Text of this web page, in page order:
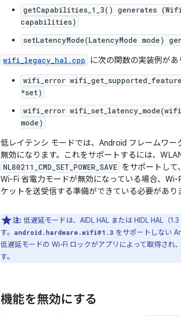
getCapabilities_1_3() generates
capabilities)
setLatencyMode(LatencyMode mode)
wifi_legacy_hal.cpp に次の関数の実装例があ
wifi_error
*set)
wifi_error
mode)
低レイテンシ モードでは、Android フレームワー
無効になります。これをサポートするには、
NL80211_CMD_SET_POWER_SAVE をサポートして
Wi-Fi 省電力モードが無効になっている場合、
ケットを送受信する準備ができている必要があり
注: 低遅延モードは、AIDL HAL または HIDL HAL（
す。
android.hardware.wifi@1.3 をサポートしない
低遅延モードの Wi-Fi ロックがアプリによって取得され
す。
機能を無効にする